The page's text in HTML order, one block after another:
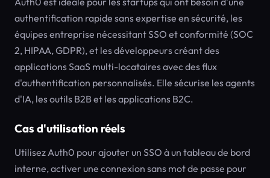
authentification rapide sans expertise en sécurité, les
équipes entreprise nécessitant SSO et conformité (SOC
2, HIPAA, GDPR), et les développeurs créant des
applications SaaS multi-locataires avec des flux
d'authentification personnalisés. Elle sécurise les agents
d'IA, les outils B2B et les applications B2C.
Cas d'utilisation réels
Utilisez Auth0 pour ajouter un SSO à un tableau de bord
interne, activer une connexion sans mot de passe pour